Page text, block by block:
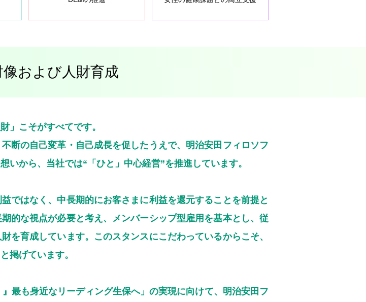
および人財育成
」こそがすべてです。
断の自己変革・自己成長を促したうえで、明治安田フィロソフ
いから、当社では“「ひと」中心経営”を推進しています。
ではなく、中長期的にお客さまに利益を還元することを前提と
的な視点が必要と考え、メンバーシップ型雇用を基本とし、従
を育成しています。このスタンスにこだわっているからこそ、
掲げています。
最も身近なリーディング生保へ」の実現に向けて、明治安田フ